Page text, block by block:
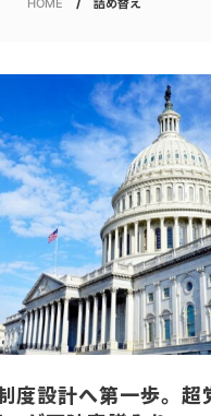
HOME 詰め替え
度設計へ第一歩。超